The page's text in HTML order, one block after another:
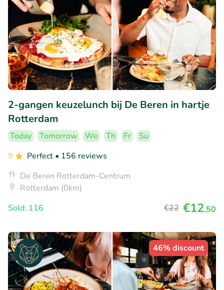
2-gangen keuzelunch bij De Beren in hartje
Rotterdam
Today Tomorrow We Th Fr
Su
9
Perfect • 156 reviews
De Beren Rotterdam-Centrum
Rotterdam (0km)
Sold: 116
€22 €12,50
46% discount